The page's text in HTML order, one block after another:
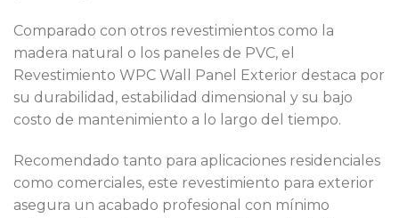
Comparado con otros revestimientos como la
madera natural o los paneles de PVC, el
Revestimiento WPC Wall Panel Exterior destaca por
su durabilidad, estabilidad dimensional y su bajo
costo de mantenimiento a lo largo del tiempo.
Recomendado tanto para aplicaciones residenciales
como comerciales, este revestimiento para exterior
asegura un acabado profesional con mínimo